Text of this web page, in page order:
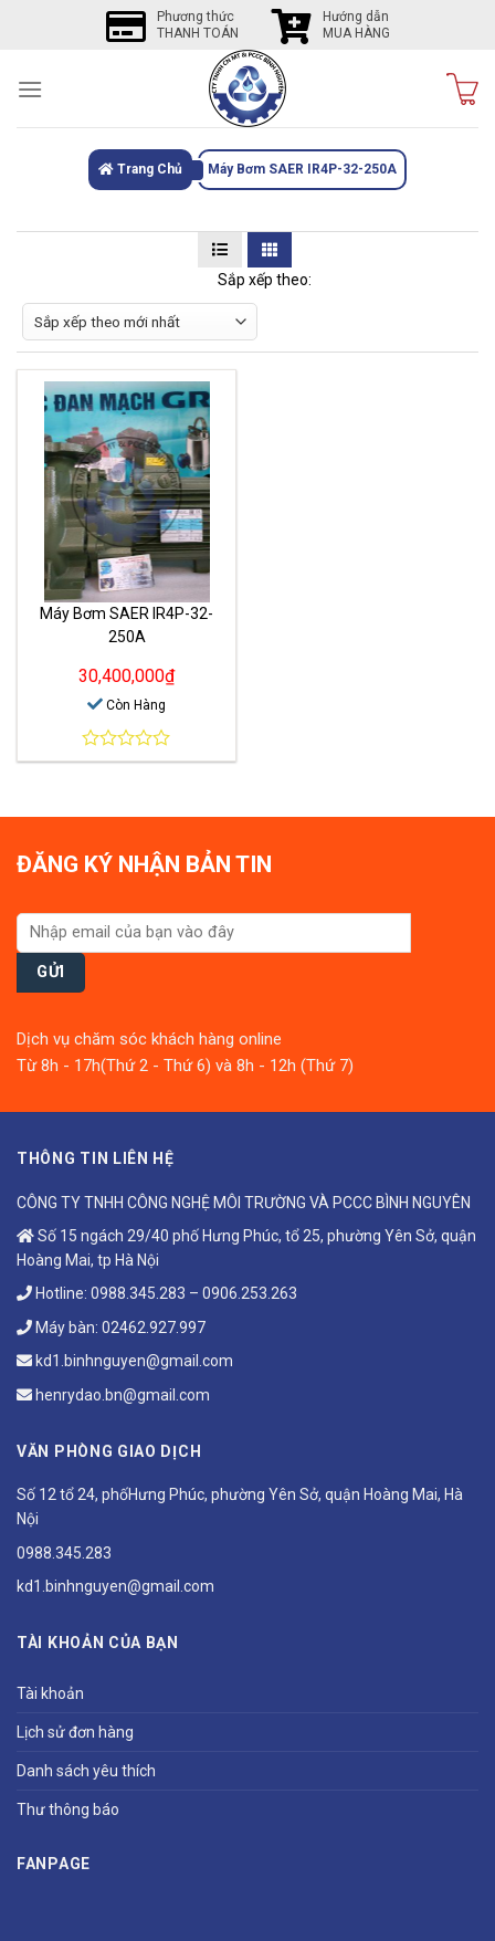
Phương thức
THANH TOÁN
Hướng dẫn
MUA HÀNG
Trang Chủ Máy Bơm SAER IR4P-32-250A
Sắp xếp theo:
Máy Bơm SAER IR4P-32-
250A
30,400,000₫
Còn Hàng
0
5
ĐĂNG KÝ NHẬN BẢN TIN
Dịch vụ chăm sóc khách hàng online
Từ 8h - 17h(Thứ 2 - Thứ 6) và 8h - 12h (Thứ 7)
THÔNG TIN LIÊN HỆ
CÔNG TY TNHH CÔNG NGHỆ MÔI TRƯỜNG VÀ PCCC BÌNH NGUYÊN
Số 15 ngách 29/40 phố Hưng Phúc, tổ 25, phường Yên Sở, quận
Hoàng Mai, tp Hà Nội
Hotline: 0988.345.283 – 0906.253.263
Máy bàn: 02462.927.997
kd1.binhnguyen@gmail.com
henrydao.bn@gmail.com
VĂN PHÒNG GIAO DỊCH
Số 12 tổ 24, phốHưng Phúc, phường Yên Sở, quận Hoàng Mai, Hà
Nội
0988.345.283
kd1.binhnguyen@gmail.com
TÀI KHOẢN CỦA BẠN
Tài khoản
Lịch sử đơn hàng
Danh sách yêu thích
Thư thông báo
FANPAGE